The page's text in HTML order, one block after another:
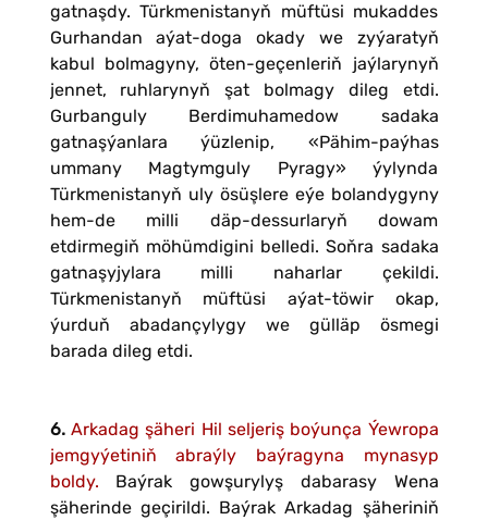
gatnaşdy. Türkmenistanyň müftüsi mukaddes
Gurhandan aýat-doga okady we zyýaratyň
kabul bolmagyny, öten-geçenleriň jaýlarynyň
jennet, ruhlarynyň şat bolmagy dileg etdi.
Gurbanguly Berdimuhamedow sadaka
gatnaşýanlara ýüzlenip, «Pähim-paýhas
ummany Magtymguly Pyragy» ýylynda
Türkmenistanyň uly ösüşlere eýe bolandygyny
hem-de milli däp-dessurlaryň dowam
etdirmegiň möhümdigini belledi. Soňra sadaka
gatnaşyjylara milli naharlar çekildi.
Türkmenistanyň müftüsi aýat-töwir okap,
ýurduň abadançylygy we gülläp ösmegi
barada dileg etdi.
6. Arkadag şäheri Hil seljeriş boýunça Ýewropa
jemgyýetiniň abraýly baýragyna mynasyp
boldy. Baýrak gowşurylyş dabarasy Wena
şäherinde geçirildi. Baýrak Arkadag şäheriniň